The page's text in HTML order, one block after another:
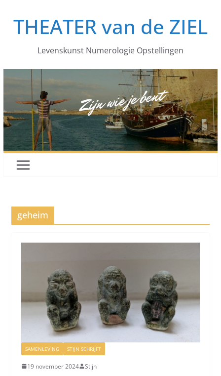
naarTHEATER van de ZIEL
Levenskunst Numerologie Opstellingen
geheim
SAMENLEVING STIJN SCHRIJFT
19 november 2024 Stijn